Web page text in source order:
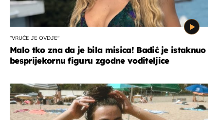
"VRUĆE JE OVDJE"
Malo tko zna da je bila misica! Badić je istaknuo
besprijekornu figuru zgodne voditeljice